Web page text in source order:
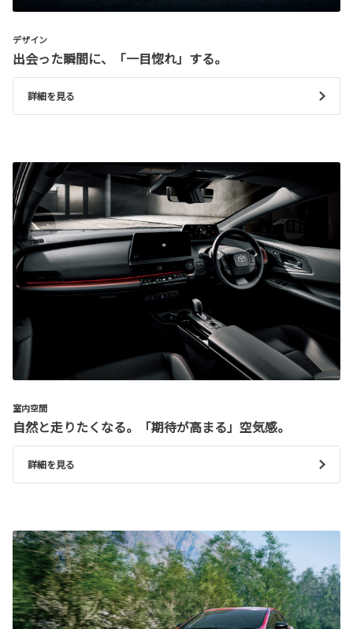
デザイン
出会った瞬間に、「一目惚れ」する。
詳細を見る
室内空間
自然と走りたくなる。「期待が高まる」空気感。
詳細を見る